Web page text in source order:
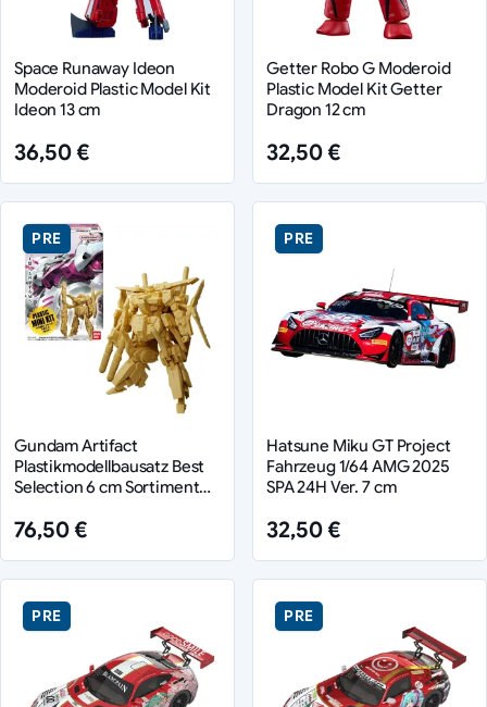
Space Runaway Ideon
Moderoid Plastic Model Kit
Ideon 13 cm
36,50 €
Getter Robo G Moderoid
Plastic Model Kit Getter
Dragon 12 cm
32,50 €
PRE
Gundam Artifact
Plastikmodellbausatz Best
Selection 6 cm Sortiment
76,50 €
PRE
Hatsune Miku GT Project
Fahrzeug 1/64 AMG 2025
SPA 24H Ver. 7 cm
32,50 €
PRE PRE